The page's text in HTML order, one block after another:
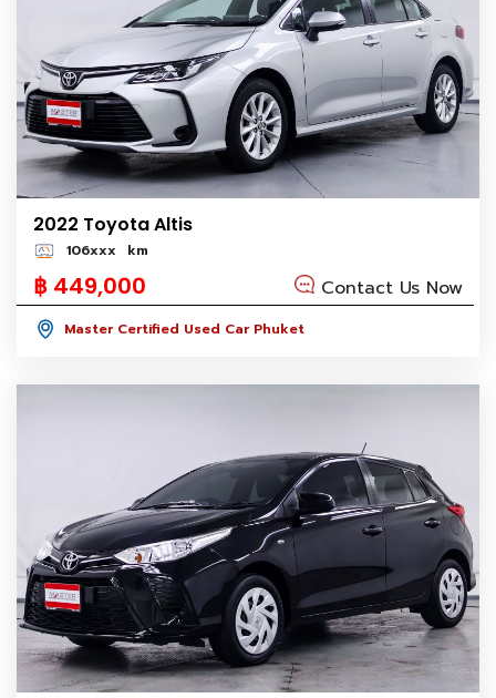
2022 Toyota Altis
106xxx km
฿ 449,000 Contact Us Now
Master Certified Used Car Phuket